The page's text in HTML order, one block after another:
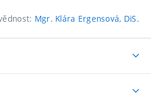
Mgr. Klára Ergensová, DiS.